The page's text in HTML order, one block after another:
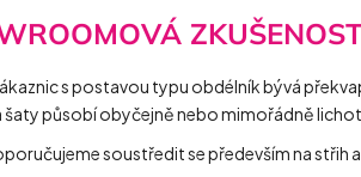
s postavou typu obdélník bývá
šaty působí obyčejně nebo mimořádně
soustředit se především na střih